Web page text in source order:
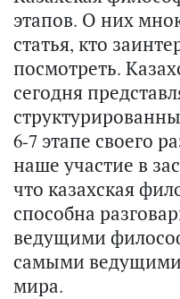
этапов. О них
статья, кто
посмотреть.
сегодня
6-7 этапе своего
наше участие в
что казахская
способна
ведущими
самыми
мира.